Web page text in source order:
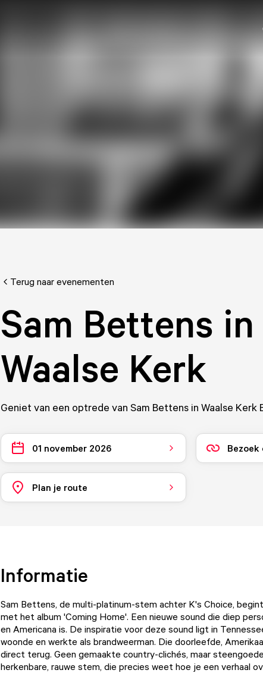
Terug naar evenementen
Sam Bettens in
Waalse Kerk
Geniet van een optrede van Sam Bettens in Waalse Kerk
01 november 2026 Bezoek
Plan je route
Informatie
Sam Bettens, de multi-platinum-stem achter K's Choice,
met het album 'Coming Home'. Een nieuwe sound die diep
en Americana is. De inspiratie voor deze sound ligt in
woonde en werkte als brandweerman. Die doorleefde,
direct terug. Geen gemaakte country-clichés, maar
herkenbare, rauwe stem, die precies weet hoe je een verhaal